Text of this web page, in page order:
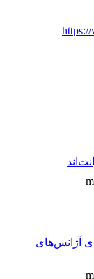
آژانس‌های